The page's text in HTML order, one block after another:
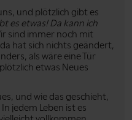
und plötzlich gibt es
es etwas! Da kann ich
sind immer noch mit
hat sich nichts geändert,
als wäre eine Tür
etwas Neues
und wie das geschieht,
jedem Leben ist es